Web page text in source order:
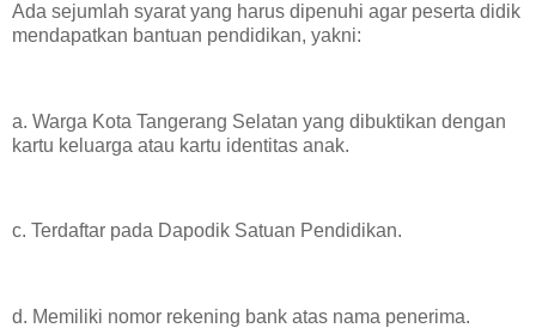
Ada sejumlah syarat yang harus dipenuhi agar peserta didik
mendapatkan bantuan pendidikan, yakni:
a. Warga Kota Tangerang Selatan yang dibuktikan dengan
kartu keluarga atau kartu identitas anak.
c. Terdaftar pada Dapodik Satuan Pendidikan.
d. Memiliki nomor rekening bank atas nama penerima.